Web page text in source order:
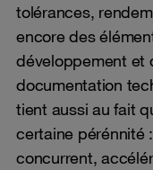
tolérances,
encore des
développement et
documentation
tient aussi au fait
certaine pérénnité
concurrent,